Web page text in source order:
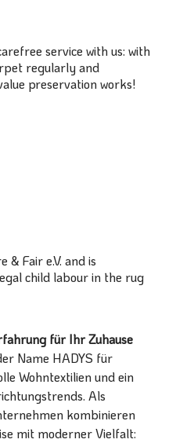
service with us: with
regularly and
preservation works!
& Fair e.V. and is
child labour in the rug
für Ihr Zuhause
Name HADYS für
Wohntextilien und ein
Als
kombinieren
mit moderner Vielfalt: